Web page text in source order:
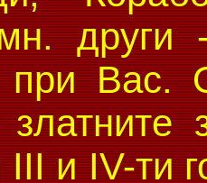
други
Вас.
и ІV-ти